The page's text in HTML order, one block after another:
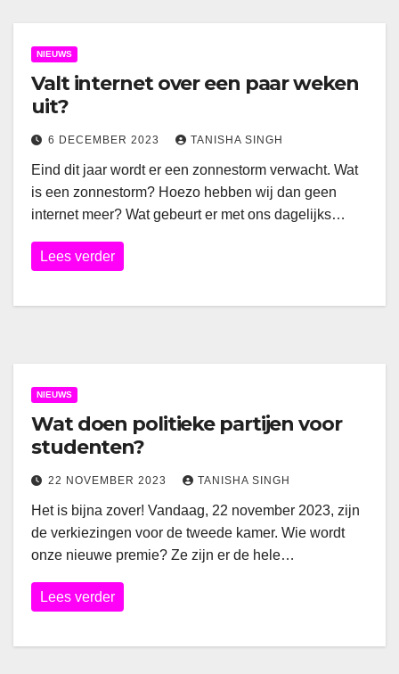
NIEUWS
Valt internet over een paar weken
uit?
6 DECEMBER 2023 TANISHA SINGH
Eind dit jaar wordt er een zonnestorm verwacht. Wat
is een zonnestorm? Hoezo hebben wij dan geen
internet meer? Wat gebeurt er met ons dagelijks…
Lees verder
NIEUWS
Wat doen politieke partijen voor
studenten?
22 NOVEMBER 2023 TANISHA SINGH
Het is bijna zover! Vandaag, 22 november 2023, zijn
de verkiezingen voor de tweede kamer. Wie wordt
onze nieuwe premie? Ze zijn er de hele…
Lees verder